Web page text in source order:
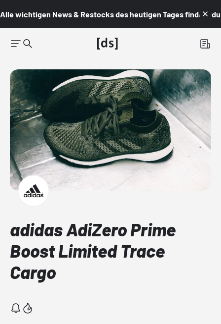
Alle wichtigen News & Restocks des heutigen Tages findest du
adidas AdiZero Prime
Boost Limited Trace
Cargo